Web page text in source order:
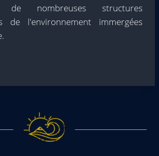
nombreuses structures
de l'environnement immergées